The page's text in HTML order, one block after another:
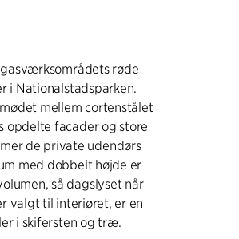
røde
i Nationalstadsparken.
mellem cortenstålet
opdelte facader og store
de private udendørs
med dobbelt højde er
så dagslyset når
valgt til interiøret, er en
i skifersten og træ.